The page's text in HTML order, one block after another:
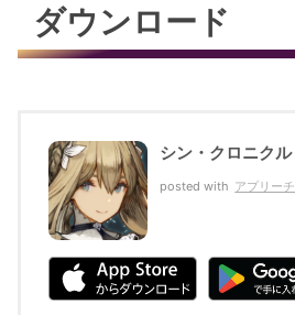
ダウンロード
シン・クロニクル
posted with アプリーチ